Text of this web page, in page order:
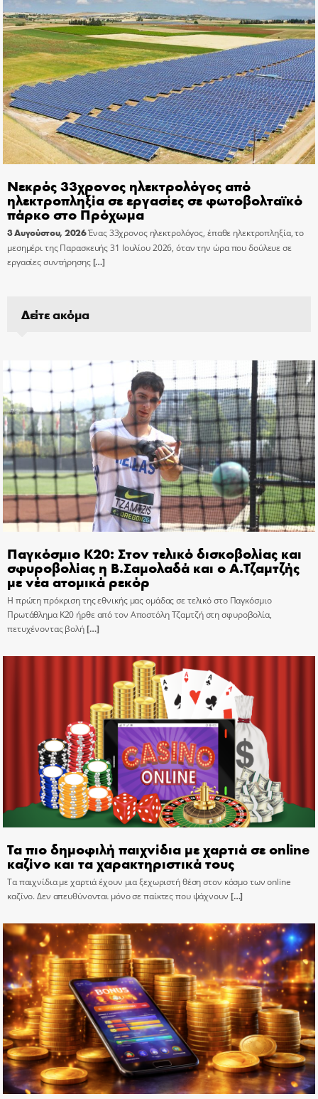
Νεκρός 33χρονος ηλεκτρολόγος από
ηλεκτροπληξία σε εργασίες σε φωτοβολταϊκό
πάρκο στο Πρόχωμα
3 Αυγούστου, 2026Ένας 33χρονος ηλεκτρολόγος, έπαθε ηλεκτροπληξία, το
μεσημέρι της Παρασκευής 31 Ιουλίου 2026, όταν την ώρα που δούλευε σε
εργασίες συντήρησης[…]
Δείτε ακόμα
Παγκόσμιο Κ20: Στον τελικό δισκοβολίας και
σφυροβολίας η Β.Σαμολαδά και ο Α.Τζαμτζής
με νέα ατομικά ρεκόρ
Η πρώτη πρόκριση της εθνικής μας ομάδας σε τελικό στο Παγκόσμιο
Πρωτάθλημα Κ20 ήρθε από τον Αποστόλη Τζαμτζή στη σφυροβολία,
πετυχένοντας βολή[…]
Τα πιο δημοφιλή παιχνίδια με χαρτιά σε online
καζίνο και τα χαρακτηριστικά τους
Τα παιχνίδια με χαρτιά έχουν μια ξεχωριστή θέση στον κόσμο των online
καζίνο. Δεν απευθύνονται μόνο σε παίκτες που ψάχνουν […]